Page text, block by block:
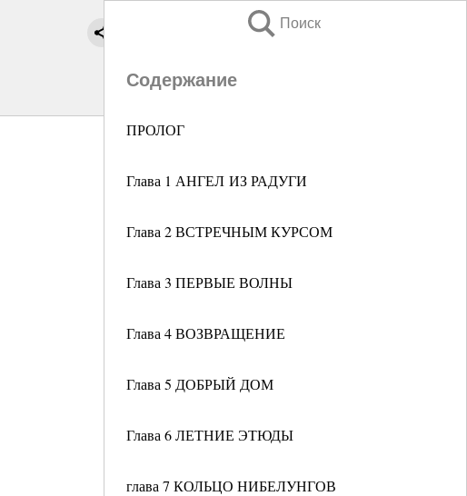
Поиск
Содержание
ПРОЛОГ
Глава 1 АНГЕЛ ИЗ РАДУГИ
Глава 2 ВСТРЕЧНЫМ КУРСОМ
Глава 3 ПЕРВЫЕ ВОЛНЫ
Глава 4 ВОЗВРАЩЕНИЕ
Глава 5 ДОБРЫЙ ДОМ
Глава 6 ЛЕТНИЕ ЭТЮДЫ
глава 7 КОЛЬЦО НИБЕЛУНГОВ